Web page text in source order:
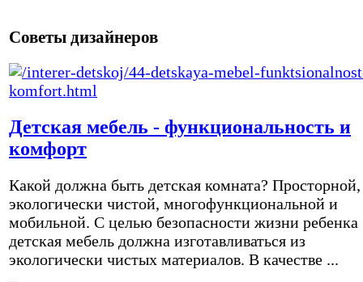
Советы дизайнеров
Детская мебель - функциональность и
комфорт
Какой должна быть детская комната? Просторной,
экологически чистой, многофункциональной и
мобильной. С целью безопасности жизни ребенка
детская мебель должна изготавливаться из
экологически чистых материалов. В качестве ...